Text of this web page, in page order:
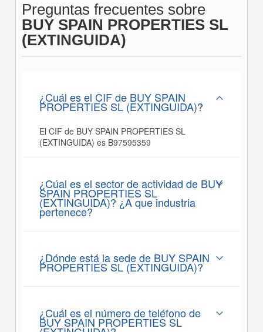
Preguntas frecuentes sobre
BUY SPAIN PROPERTIES SL
(EXTINGUIDA)
¿Cuál es el CIF de BUY SPAIN
PROPERTIES SL (EXTINGUIDA)?
El CIF de BUY SPAIN PROPERTIES SL
(EXTINGUIDA) es B97595359
¿Cúal es el sector de actividad de BUY
SPAIN PROPERTIES SL
(EXTINGUIDA)? ¿A que industria
pertenece?
¿Dónde está la sede de BUY SPAIN
PROPERTIES SL (EXTINGUIDA)?
¿Cuál es el número de teléfono de
BUY SPAIN PROPERTIES SL